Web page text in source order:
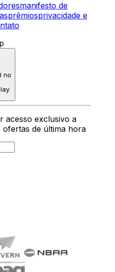
manifesto de
prêmiosprivacidade e
no
acesso exclusivo a
de última hora